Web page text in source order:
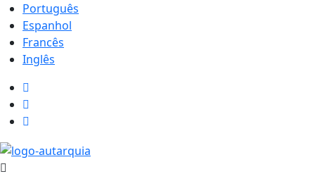
Português
Espanhol
Francês
Inglês